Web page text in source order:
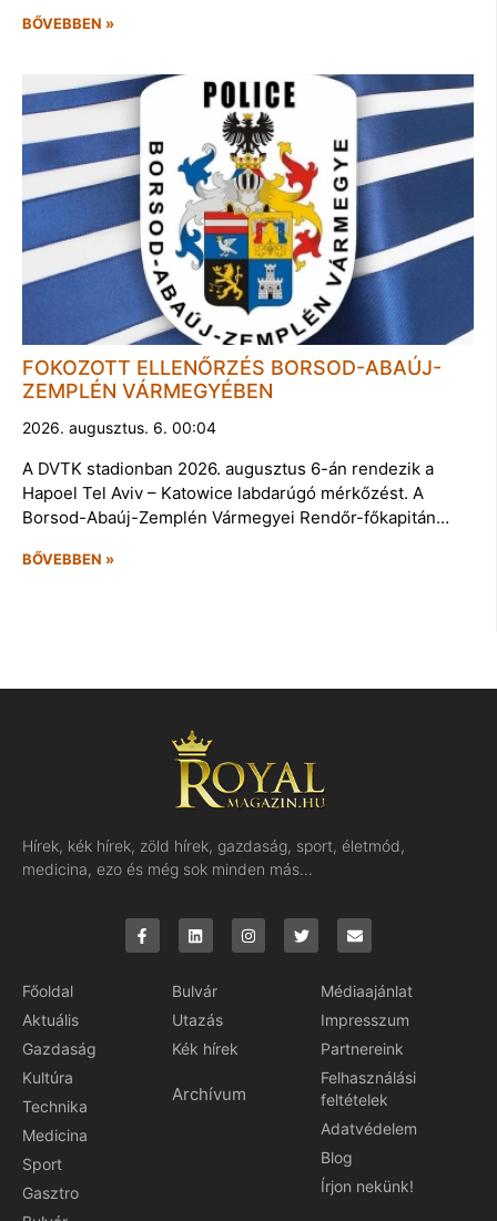
BŐVEBBEN »
FOKOZOTT ELLENŐRZÉS BORSOD-ABAÚJ-
ZEMPLÉN VÁRMEGYÉBEN
2026. augusztus. 6. 00:04
A DVTK stadionban 2026. augusztus 6-án rendezik a
Hapoel Tel Aviv – Katowice labdarúgó mérkőzést. A
Borsod-Abaúj-Zemplén Vármegyei Rendőr-főkapitán…
BŐVEBBEN »
Hírek, kék hírek, zöld hírek, gazdaság, sport, életmód,
medicina, ezo és még sok minden más…
Főoldal
Aktuális
Gazdaság
Kultúra
Technika
Medicina
Sport
Gasztro
Bulvár
Utazás
Kék hírek
Archívum
Médiaajánlat
Impresszum
Partnereink
Felhasználási
feltételek
Adatvédelem
Blog
Írjon nekünk!